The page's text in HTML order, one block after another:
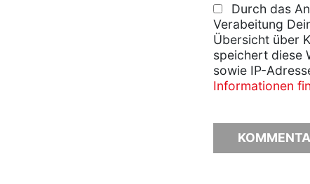
Durch das
Verabeitung
Übersicht über
speichert diese
sowie IP-
Informationen